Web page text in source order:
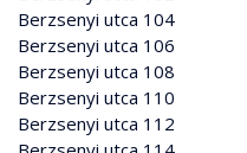
Berzsenyi utca 104
Berzsenyi utca 106
Berzsenyi utca 108
Berzsenyi utca 110
Berzsenyi utca 112